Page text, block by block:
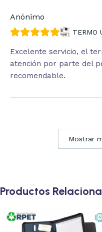
Anónimo
TERMO
Excelente servicio, el
atención por parte del
recomendable.
Mostrar
Productos